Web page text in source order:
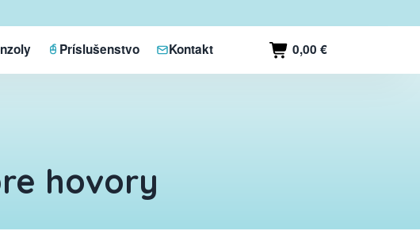
Príslušenstvo Kontakt 0,00 €
hovory